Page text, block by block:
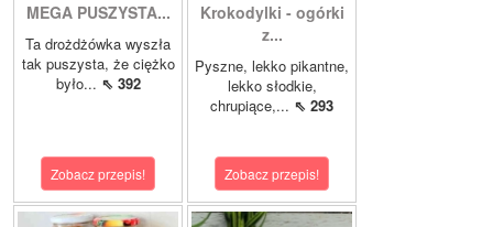
MEGA PUSZYSTA...
Ta drożdżówka wyszła
tak puszysta, że ciężko
było... ⇖ 392
Zobacz przepis!
Krokodylki - ogórki
z...
Pyszne, lekko pikantne,
lekko słodkie,
chrupiące,... ⇖ 293
Zobacz przepis!